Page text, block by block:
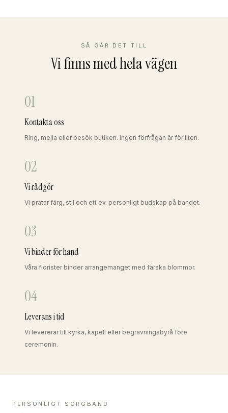
SÅ GÅR DET TILL
Vi finns med hela vägen
01
Kontakta oss
Ring, mejla eller besök butiken. Ingen förfrågan är för liten.
02
Vi rådgör
Vi pratar färg, stil och ett ev. personligt budskap på bandet.
03
Vi binder för hand
Våra florister binder arrangemanget med färska blommor.
04
Leverans i tid
Vi levererar till kyrka, kapell eller begravningsbyrå före
ceremonin.
PERSONLIGT SORGBAND